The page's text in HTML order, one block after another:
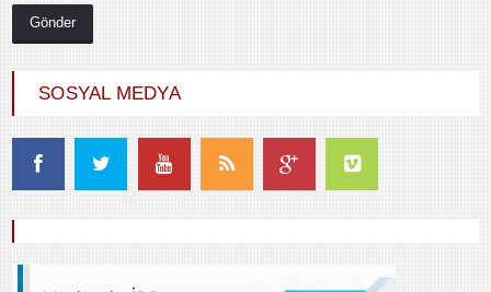
SOSYAL MEDYA